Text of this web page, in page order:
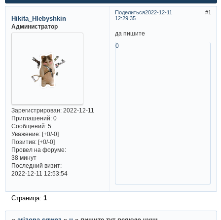
Поделиться 1
2022-12-11
12:29:35
Hikita_Hlebyshkin
Администратор
Зарегистрирован: 2022-12-11
Приглашений:0
Сообщений:5
Уважение: [+0/-0]
Позитив: [+0/-0]
Провел на форуме:
38 минут
Последний визит:
2022-12-11 12:53:54
да пишите
0
Страница: 1